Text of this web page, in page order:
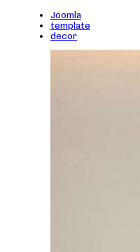
Joomla
template
decor